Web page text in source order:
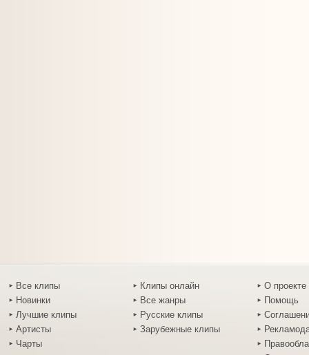
Все клипы
Новинки
Лучшие клипы
Артисты
Чарты
Клипы онлайн
Все жанры
Русские клипы
Зарубежные клипы
О проекте
Помощь